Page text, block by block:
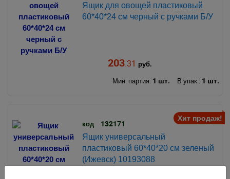
Ящик для овощей пластиковый
60*40*24 см черный с ручками Б/У
203.31 руб.
Мин. партия: 1 шт. В упак.: 1 шт.
Хит продаж!
код 132171
Ящик универсальный
пластиковый 60*40*20 см зеленый
(Ижевск) 10193088